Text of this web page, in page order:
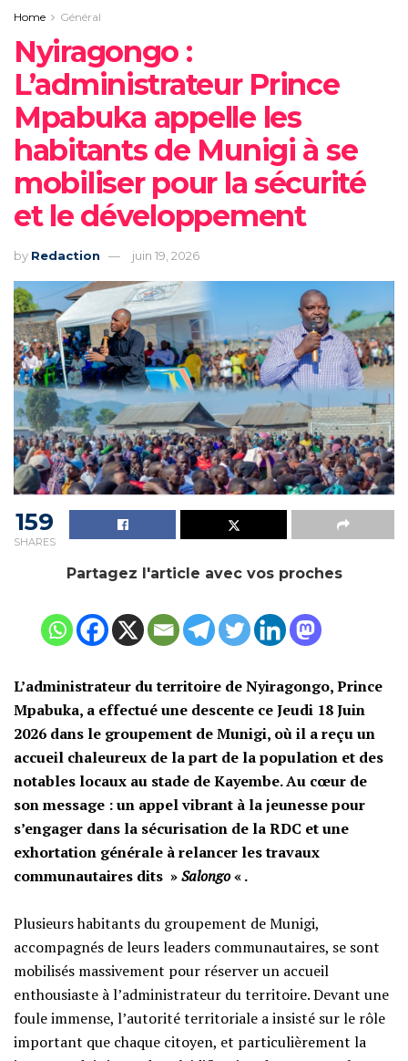
Home Général
‎Nyiragongo :
L’administrateur Prince
Mpabuka appelle les
habitants de Munigi à se
mobiliser pour la sécurité
et le développement
by Redaction juin 19, 2026
159
SHARES
Partagez l'article avec vos proches
L’administrateur du territoire de Nyiragongo, Prince
Mpabuka, a effectué une descente ce Jeudi 18 Juin
2026 dans le groupement de Munigi, où il a reçu un
accueil chaleureux de la part de la population et des
notables locaux au stade de Kayembe. Au cœur de
son message : un appel vibrant à la jeunesse pour
s’engager dans la sécurisation de la RDC et une
exhortation générale à relancer les travaux
communautaires dits »Salongo« .
‎​Plusieurs habitants du groupement de Munigi,
accompagnés de leurs leaders communautaires, se sont
mobilisés massivement pour réserver un accueil
enthousiaste à l’administrateur du territoire. Devant une
foule immense, l’autorité territoriale a insisté sur le rôle
important que chaque citoyen, et particulièrement la